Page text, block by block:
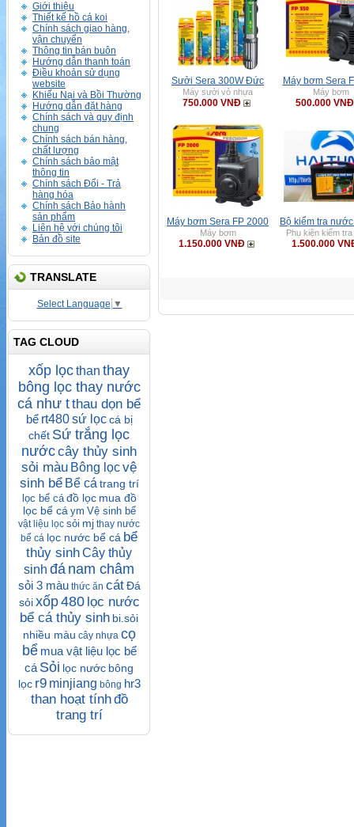
Giới thiệu
Thiết kế hồ cá koi
Chính sách giao hàng,
vận chuyển
Thông tin bán buôn
Hướng dẫn thanh toán
Điều khoản sử dụng
website
Khiếu Nại và Bồi Thường
Hướng dẫn đặt hàng
Chính sách và quy định
chung
Chính sách bán hàng,
chất lượng
Chính sách bảo mật
thông tin
Chính sách Đổi - Trả
hàng hóa
Chính sách Bảo hành
sản phẩm
Liên hệ với chúng tôi
Bản đồ site
TRANSLATE
Select Language ▼
TAG CLOUD
xốp lọcthan thay
bông lọc thay nước
cá như tthau dọn bể
bể rt480 sứ lọc cá bị
chết Sứ trắng lọc
nướccây thủy sinh
sỏi màu Bông lọcvệ
sinh bể Bể cá trang trí
lọc bể cá đồ lọc mua đồ
lọc bể cá ym Vệ sinh bể
vật liệu lọc sỏi mj thay nước
bể cá lọc nước bể cá bể
thủy sinhCây thủy
sinh đá nam châm
sỏi 3 màu thức ăn cát Đá
sỏi xốp480 lọc nước
bể cá thủy sinh bi.sỏi
nhiều màu cây nhựa cọ
bể mua vật liệu lọc bể
cá Sỏi lọc nước bông
lọc r9 minjiang bông hr3
than hoạt tínhđồ
trang trí
Sưởi Sera 300W Đức
Máy sưởi vỏ nhựa
750.000 VNĐ
Máy bơm Sera
Máy bơm
500.000 VNĐ
Máy bơm Sera FP 2000
Máy bơm
1.150.000 VNĐ
Bộ kiểm tra
Phụ kiện kiểm
1.500.000